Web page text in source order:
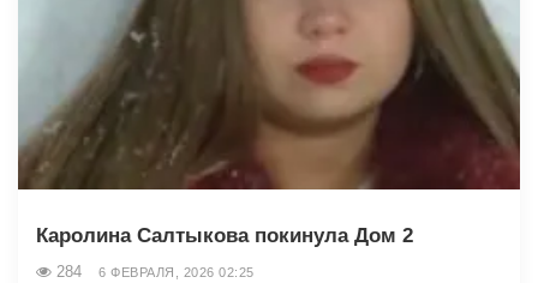
Каролина Салтыкова покинула Дом 2
284 6 ФЕВРАЛЯ, 2026 02:25